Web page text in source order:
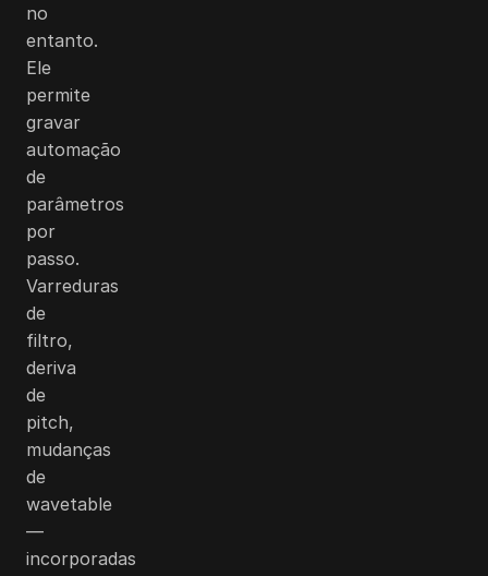
no
entanto.
Ele
permite
gravar
automação
de
parâmetros
por
passo.
Varreduras
de
filtro,
deriva
de
pitch,
mudanças
de
wavetable
—
incorporadas